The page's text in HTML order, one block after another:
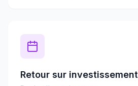
Retour sur investissement